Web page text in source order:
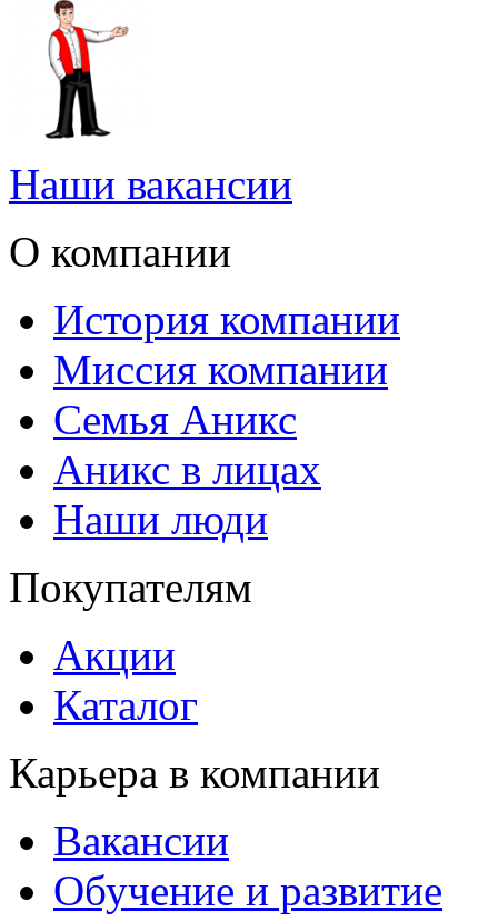
Наши вакансии
О компании
История компании
Миссия компании
Семья Аникс
Аникс в лицах
Наши люди
Покупателям
Акции
Каталог
Карьера в компании
Вакансии
Обучение и развитие